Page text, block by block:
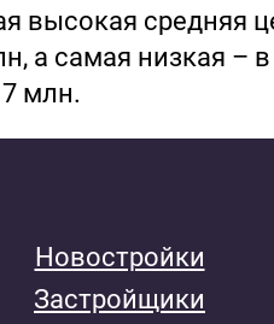
высокая средняя
а самая низкая – в
млн.
Новостройки
Застройщики